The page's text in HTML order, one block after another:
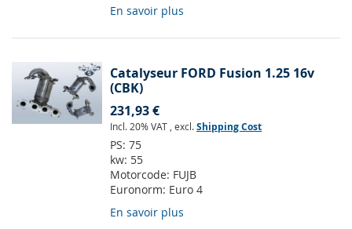
En savoir plus
Catalyseur FORD Fusion 1.25 16v
(CBK)
231,93 €
Incl. 20% VAT , excl.Shipping Cost
PS: 75
kw: 55
Motorcode: FUJB
Euronorm: Euro 4
En savoir plus